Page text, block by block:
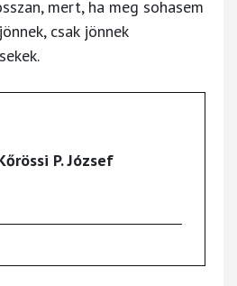
mert, ha meg sohasem
csak jönnek
P. József